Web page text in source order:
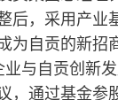
后，采用产业
为自贡的新招
与自贡创新
，通过基金参